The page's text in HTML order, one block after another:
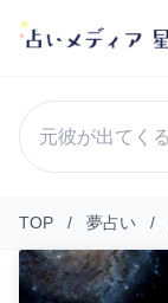
TOP / 夢占い /